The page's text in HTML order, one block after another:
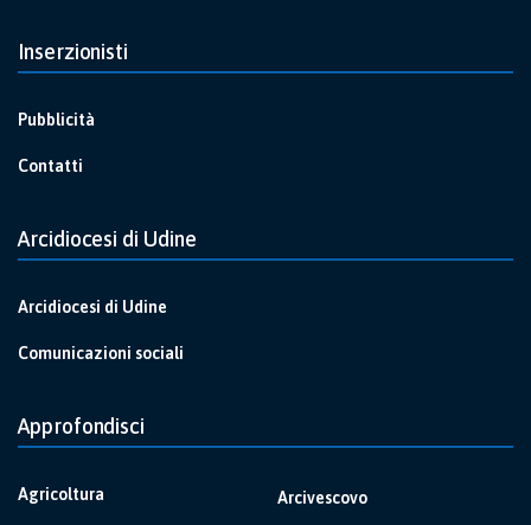
Inserzionisti
Pubblicità
Contatti
Arcidiocesi di Udine
Arcidiocesi di Udine
Comunicazioni sociali
Approfondisci
Agricoltura Arcivescovo